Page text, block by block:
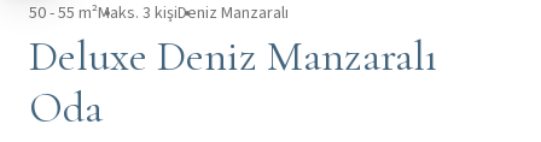
50 - 55 m²Maks. 3 kişiDeniz Manzaralı
Deluxe Deniz Manzaralı
Oda